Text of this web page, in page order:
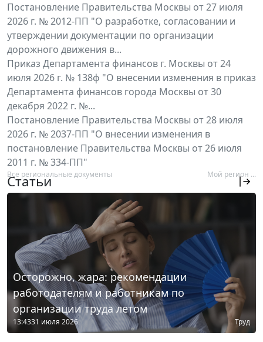
Постановление Правительства Москвы от 27 июля
2026 г. № 2012-ПП "О разработке, согласовании и
утверждении документации по организации
дорожного движения в...
Приказ Департамента финансов г. Москвы от 24
июля 2026 г. № 138ф "О внесении изменения в приказ
Департамента финансов города Москвы от 30
декабря 2022 г. №...
Постановление Правительства Москвы от 28 июля
2026 г. № 2037-ПП "О внесении изменения в
постановление Правительства Москвы от 26 июля
2011 г. № 334-ПП"
Все региональные документы Мой регион ...
Статьи
Осторожно, жара: рекомендации
работодателям и работникам по
организации труда летом
13:4331 июля 2026 Труд